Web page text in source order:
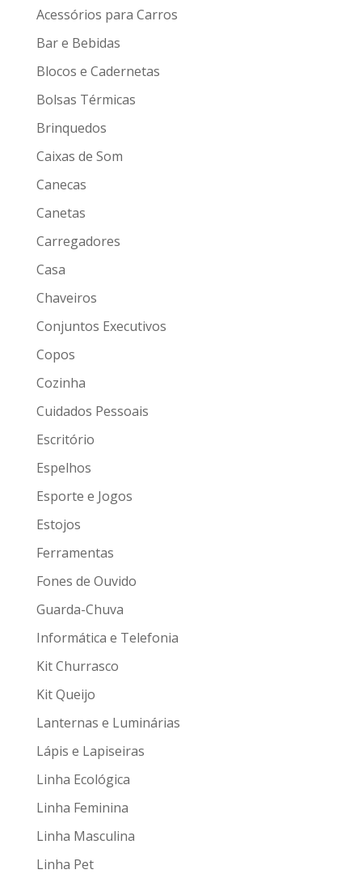
Acessórios para Carros
Bar e Bebidas
Blocos e Cadernetas
Bolsas Térmicas
Brinquedos
Caixas de Som
Canecas
Canetas
Carregadores
Casa
Chaveiros
Conjuntos Executivos
Copos
Cozinha
Cuidados Pessoais
Escritório
Espelhos
Esporte e Jogos
Estojos
Ferramentas
Fones de Ouvido
Guarda-Chuva
Informática e Telefonia
Kit Churrasco
Kit Queijo
Lanternas e Luminárias
Lápis e Lapiseiras
Linha Ecológica
Linha Feminina
Linha Masculina
Linha Pet